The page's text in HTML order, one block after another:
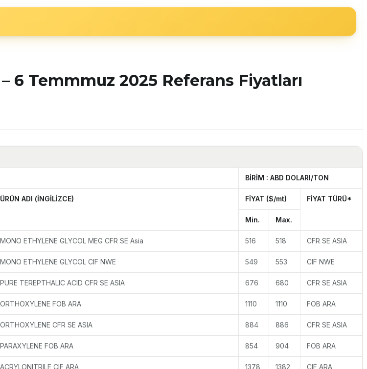
6 Temmmuz 2025 Referans Fiyatları
BİRİM : ABD DOLARI/TON
ÜRÜN ADI (İNGİLİZCE) FİYAT ($/mt) FİYAT TÜRÜ*
Min. Max.
MONO ETHYLENE GLYCOL MEG CFR SE Asia 516 518 CFR SE ASIA
MONO ETHYLENE GLYCOL CIF NWE 549 553 CIF NWE
PURE TEREPTHALIC ACID CFR SE ASIA 676 680 CFR SE ASIA
ORTHOXYLENE FOB ARA 1110 1110 FOB ARA
ORTHOXYLENE CFR SE ASIA 884 886 CFR SE ASIA
PARAXYLENE FOB ARA 854 904 FOB ARA
ACRYLONITRILE CIF ARA 1378 1382 CIF ARA